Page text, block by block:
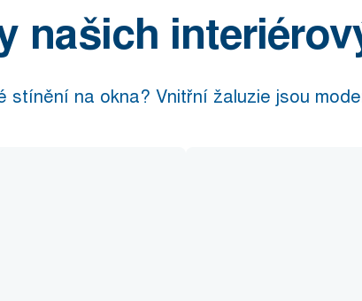
našich
stínění na okna? Vnitřní žaluzie jsou